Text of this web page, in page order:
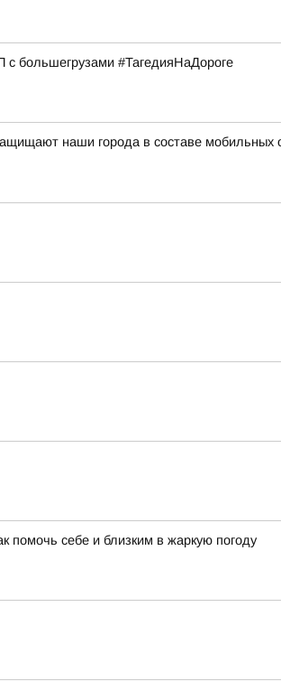
с большегрузами #ТагедияНаДороге
наши города в составе мобильных
помочь себе и близким в жаркую погоду